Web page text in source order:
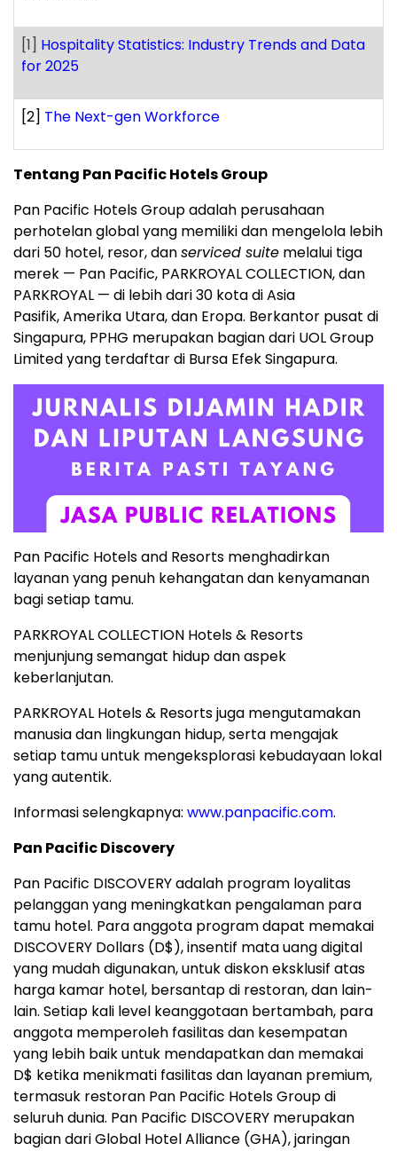
[1] Hospitality Statistics: Industry Trends and Data
for 2025
[2] The Next-gen Workforce
Tentang Pan Pacific Hotels Group
Pan Pacific Hotels Group adalah perusahaan
perhotelan global yang memiliki dan mengelola lebih
dari 50 hotel, resor, danserviced suite melalui tiga
merek — Pan Pacific, PARKROYAL COLLECTION, dan
PARKROYAL — di lebih dari 30 kota di Asia
Pasifik, Amerika Utara, dan Eropa. Berkantor pusat di
Singapura, PPHG merupakan bagian dari UOL Group
Limited yang terdaftar di Bursa Efek Singapura.
Pan Pacific Hotels and Resorts menghadirkan
layanan yang penuh kehangatan dan kenyamanan
bagi setiap tamu.
PARKROYAL COLLECTION Hotels & Resorts
menjunjung semangat hidup dan aspek
keberlanjutan.
PARKROYAL Hotels & Resorts juga mengutamakan
manusia dan lingkungan hidup, serta mengajak
setiap tamu untuk mengeksplorasi kebudayaan lokal
yang autentik.
Informasi selengkapnya: www.panpacific.com.
Pan Pacific Discovery
Pan Pacific DISCOVERY adalah program loyalitas
pelanggan yang meningkatkan pengalaman para
tamu hotel. Para anggota program dapat memakai
DISCOVERY Dollars (D$), insentif mata uang digital
yang mudah digunakan, untuk diskon eksklusif atas
harga kamar hotel, bersantap di restoran, dan lain-
lain. Setiap kali level keanggotaan bertambah, para
anggota memperoleh fasilitas dan kesempatan
yang lebih baik untuk mendapatkan dan memakai
D$ ketika menikmati fasilitas dan layanan premium,
termasuk restoran Pan Pacific Hotels Group di
seluruh dunia. Pan Pacific DISCOVERY merupakan
bagian dari Global Hotel Alliance (GHA), jaringan